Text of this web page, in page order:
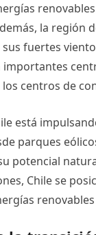
la región
sus fuertes
centros de
está
parques
potencial
Chile se